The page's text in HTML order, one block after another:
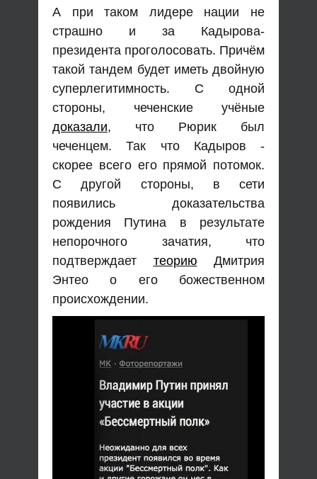
А при таком лидере нации не
страшно и за Кадырова-
президента проголосовать. Причём
такой тандем будет иметь двойную
суперлегитимность. С одной
стороны, чеченские учёные
доказали, что Рюрик был
чеченцем. Так что Кадыров -
скорее всего его прямой потомок.
С другой стороны, в сети
появились доказательства
рождения Путина в результате
непорочного зачатия, что
подтверждает теорию Дмитрия
Энтео о его божественном
происхождении.